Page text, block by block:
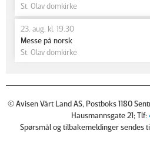
St. Olav domkirke
23. aug. kl. 19.30
Messe på norsk
St. Olav domkirke
© Avisen Vårt Land AS, Postboks 1180
Hausmannsgate 21; Tlf:
Spørsmål og tilbakemeldinger sendes